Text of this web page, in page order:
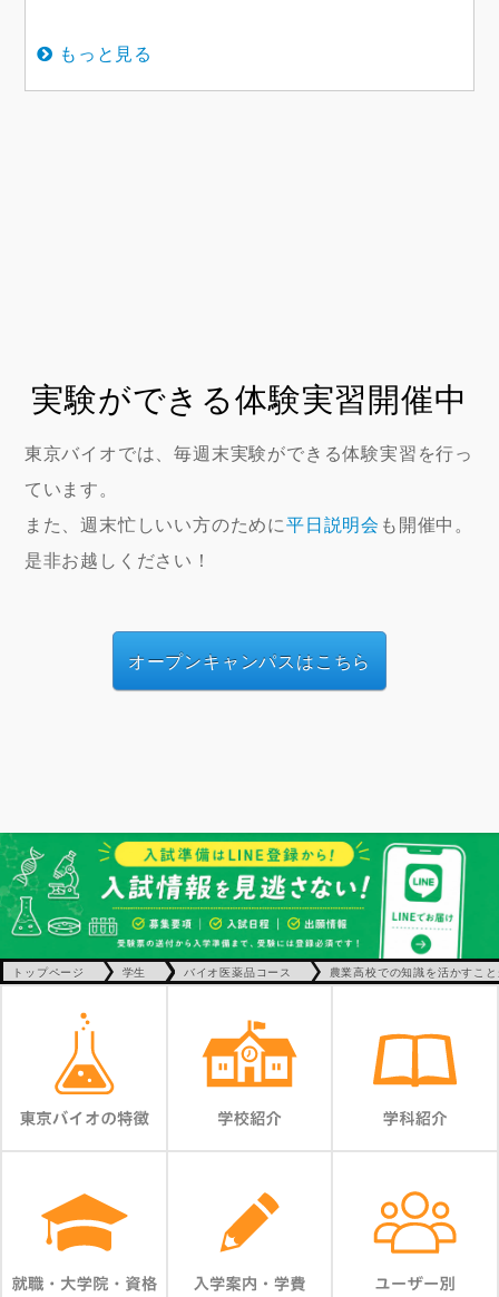
もっと見る
実験ができる体験実習開催中
東京バイオでは、毎週末実験ができる体験実習を行っ
ています。
また、週末忙しいい方のために平日説明会 も開催中。
是非お越しください！
オープンキャンパスはこちら
トップページ 学生 バイオ医薬品コース 農業高校での知識を活かすこ